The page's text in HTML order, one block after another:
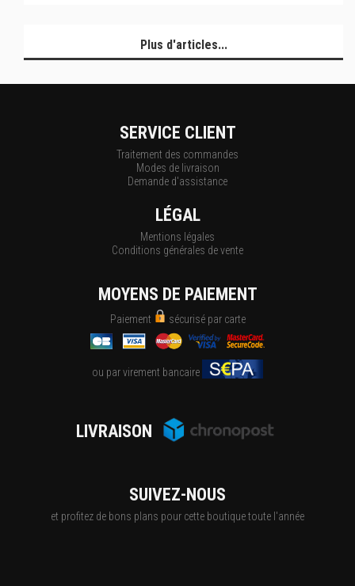
Plus d'articles...
SERVICE CLIENT
Traitement des commandes
Modes de livraison
Demande d'assistance
LÉGAL
Mentions légales
Conditions générales de vente
MOYENS DE PAIEMENT
Paiement sécurisé par carte
ou par virement bancaire
LIVRAISON
SUIVEZ-NOUS
et profitez de bons plans pour cette boutique toute l'année